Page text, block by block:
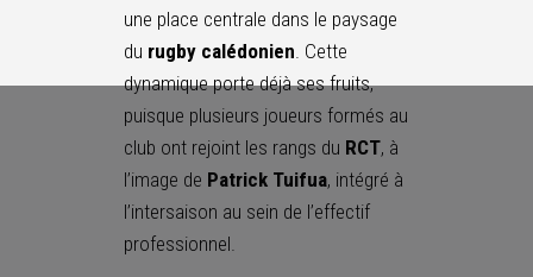
une place centrale dans le paysage
du rugby calédonien . Cette
dynamique porte déjà ses fruits,
puisque plusieurs joueurs formés au
club ont rejoint les rangs du RCT, à
l’image de Patrick Tuifua, intégré à
l’intersaison au sein de l’effectif
professionnel.